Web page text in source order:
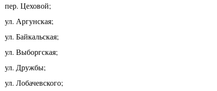
пер. Цеховой;
ул. Аргунская;
ул. Байкальская;
ул. Выборгская;
ул. Дружбы;
ул. Лобачевского;